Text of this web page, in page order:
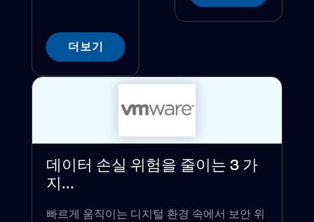
더보기
데이터 손실 위험을 줄이는 3 가
지...
빠르게 움직이는 디지털 환경 속에서 보안 위